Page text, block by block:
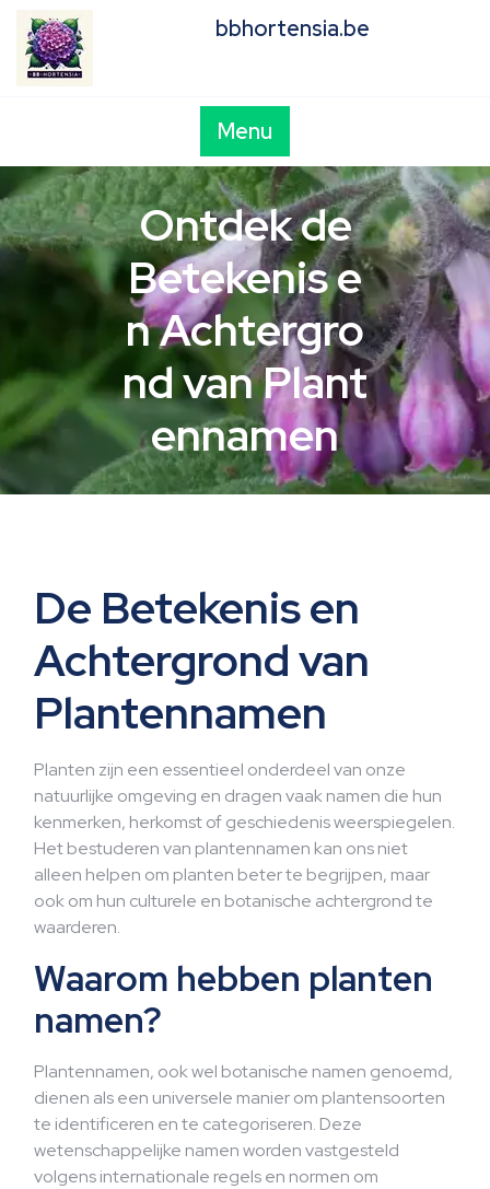
content
bbhortensia.be
Menu
Ontdek de
Betekenis e
n Achtergro
nd van Plant
ennamen
De Betekenis en
Achtergrond van
Plantennamen
Planten zijn een essentieel onderdeel van onze
natuurlijke omgeving en dragen vaak namen die hun
kenmerken, herkomst of geschiedenis weerspiegelen.
Het bestuderen van plantennamen kan ons niet
alleen helpen om planten beter te begrijpen, maar
ook om hun culturele en botanische achtergrond te
waarderen.
Waarom hebben planten
namen?
Plantennamen, ook wel botanische namen genoemd,
dienen als een universele manier om plantensoorten
te identificeren en te categoriseren. Deze
wetenschappelijke namen worden vastgesteld
volgens internationale regels en normen om